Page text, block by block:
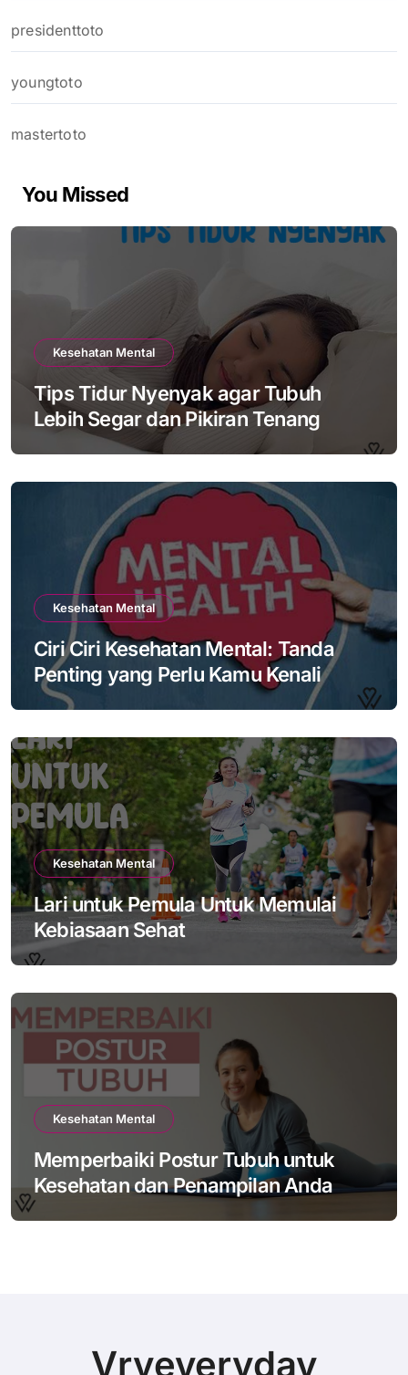
presidenttoto
youngtoto
mastertoto
You Missed
Kesehatan Mental
Tips Tidur Nyenyak agar Tubuh
Lebih Segar dan Pikiran Tenang
Kesehatan Mental
Ciri Ciri Kesehatan Mental: Tanda
Penting yang Perlu Kamu Kenali
Kesehatan Mental
Lari untuk Pemula Untuk Memulai
Kebiasaan Sehat
Kesehatan Mental
Memperbaiki Postur Tubuh untuk
Kesehatan dan Penampilan Anda
Vryeveryday